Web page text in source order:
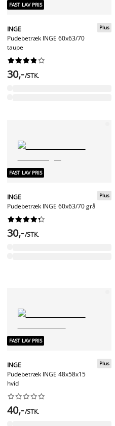
FAST LAV PRIS
INGE
Pudebetræk INGE 60x63/70
taupe
Plus






30,-/STK.
FAST LAV PRIS
INGE
Pudebetræk INGE 60x63/70 grå
Plus






30,-/STK.
FAST LAV PRIS
INGE
Pudebetræk INGE 48x58x15
hvid
Plus






40,-/STK.